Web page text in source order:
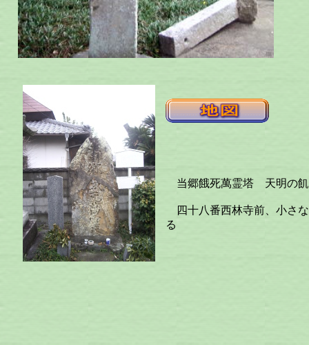
当郷餓死萬霊塔 天明の飢
四十八番西林寺前、小さ
る